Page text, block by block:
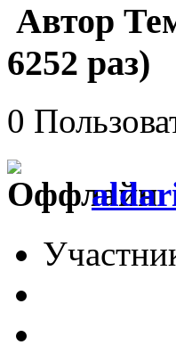
Автор
6252 раз)
0